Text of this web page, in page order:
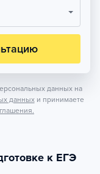
данных на
данных и принимаете
к ЕГЭ